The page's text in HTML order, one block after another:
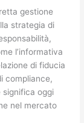
gestione
strategia di
l’informativa
di fiducia
compliance,
significa oggi
nel mercato